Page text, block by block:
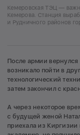
Кемеровская ТЭЦ —
Кемерова. Станция
и Рудничного районов
После армии
возникало пойти в
технологический
затем закончил с
А через некоторое
с будущей женой
приехала из